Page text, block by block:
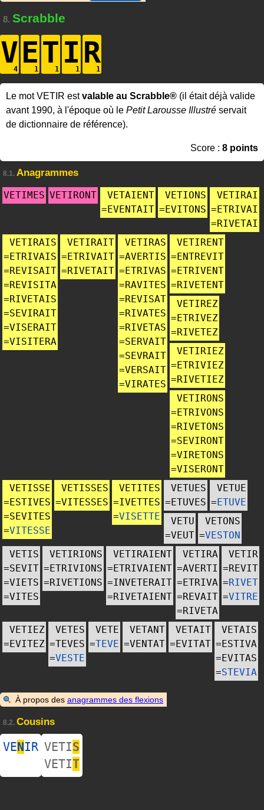
8. Scrabble
VETI R
Le mot VETIR estvalable au Scrabble® (il était déjà valide
avant 1990, à l'époque où le Petit Larousse Illustré servait
de dictionnaire de référence).
Score : 8 points
8.1. Anagrammes
VETIMES VETIRONT
VETAIENT
=EVENTAIT
VETIONS
=EVITONS
VETIRAI
=ETRIVAI
=RIVETAI
VETIRAIS
=ETRIVAIS
=REVISAIT
=REVISITA
=RIVETAIS
=SEVIRAIT
=VISERAIT
=VISITERA
VETIRAIT
=ETRIVAIT
=RIVETAIT
VETIRAS
=AVERTIS
=ETRIVAS
=RAVITES
=REVISAT
=RIVATES
=RIVETAS
=SERVAIT
=SEVRAIT
=VERSAIT
=VIRATES
VETIRENT
=ENTREVIT
=ETRIVENT
=RIVETENT
VETIREZ
=ETRIVEZ
=RIVETEZ
VETIRIEZ
=ETRIVIEZ
=RIVETIEZ
VETIRONS
=ETRIVONS
=RIVETONS
=SEVIRONT
=VIRETONS
=VISERONT
VETISSE
=ESTIVES
=SEVITES
=VITESSE
VETISSES
=VITESSES
VETITES
=IVETTES
=VISETTE
VETUES
=ETUVES
VETUE
=ETUVE
VETU
=VEUT
VETONS
=VESTON
VETIS
=SEVIT
=VIETS
=VITES
VETIRIONS
=ETRIVIONS
=RIVETIONS
VETIRAIENT
=ETRIVAIENT
=INVETERAIT
=RIVETAIENT
VETIRA
=AVERTI
=ETRIVA
=REVAIT
=RIVETA
VETIR
=REVIT
=RIVET
=VITRE
VETIEZ
=EVITEZ
VETES
=TEVES
=VESTE
VETE
=TEVE
VETANT
=VENTAT
VETAIT
=EVITAT
VETAIS
=ESTIVA
=EVITAS
=STEVIA
À propos des anagrammes des flexions
8.2. Cousins
VENIR VETIS
VETIT